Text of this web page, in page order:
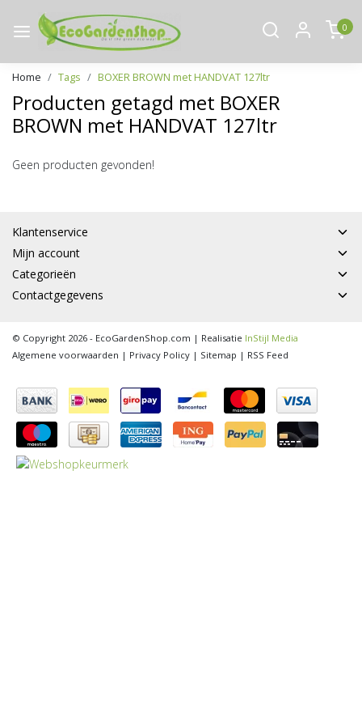
0
Home Tags BOXER BROWN met HANDVAT 127ltr
Producten getagd met BOXER
BROWN met HANDVAT 127ltr
Geen producten gevonden!
Klantenservice
Mijn account
Categorieën
Contactgegevens
© Copyright 2026 - EcoGardenShop.com | Realisatie InStijl Media
Algemene voorwaarden | Privacy Policy | Sitemap | RSS Feed